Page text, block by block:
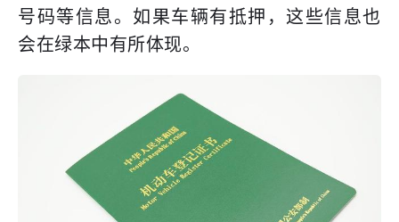
号码等信息。如果车辆有抵押，这些信息也
会在绿本中有所体现。